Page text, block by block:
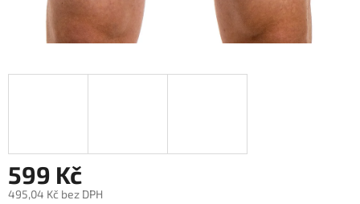
599 Kč
495,04 Kč bez DPH